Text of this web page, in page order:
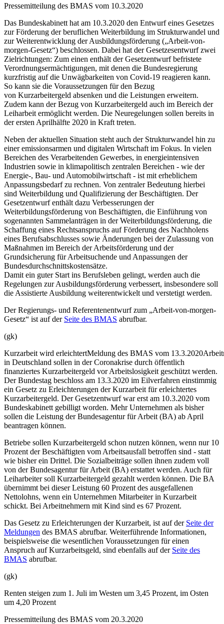
Pressemitteilung des BMAS vom 10.3.2020
Das Bundeskabinett hat am 10.3.2020 den Entwurf eines Gesetzes
zur Förderung der beruflichen Weiterbildung im Strukturwandel und
zur Weiterentwicklung der Ausbildungsförderung („Arbeit-von-
morgen-Gesetz“) beschlossen. Dabei hat der Gesetzesentwurf zwei
Zielrichtungen: Zum einen enthält der Gesetzentwurf befristete
Verordnungsermächtigungen, mit denen die Bundesregierung
kurzfristig auf die Unwägbarkeiten von Covid-19 reagieren kann.
So kann sie die Voraussetzungen für den Bezug
von Kurzarbeitergeld absenken und die Leistungen erweitern.
Zudem kann der Bezug von Kurzarbeitergeld auch im Bereich der
Leiharbeit ermöglicht werden. Die Neuregelungen sollen bereits in
der ersten Aprilhälfte 2020 in Kraft treten.
Neben der aktuellen Situation steht auch der Strukturwandel hin zu
einer emissionsarmen und digitalen Wirtschaft im Fokus. In vielen
Bereichen des Verarbeitenden Gewerbes, in energieintensiven
Industrien sowie in klimapolitisch zentralen Bereichen - wie der
Energie-, Bau- und Automobilwirtschaft - ist mit erheblichem
Anpassungsbedarf zu rechnen. Von zentraler Bedeutung hierbei
sind Weiterbildung und Qualifizierung der Beschäftigten. Der
Gesetzentwurf enthält dazu Verbesserungen der
Weiterbildungsförderung von Beschäftigten, die Einführung von
sogenannten Sammelanträgen in der Weiterbildungsförderung, die
Schaffung eines Rechtsanspruchs auf Förderung des Nachholens
eines Berufsabschlusses sowie Änderungen bei der Zulassung von
Maßnahmen im Bereich der Arbeitsförderung und der
Grundsicherung für Arbeitsuchende und Anpassungen der
Bundesdurchschnittskostensätze.
Damit ein guter Start ins Berufsleben gelingt, werden auch die
Regelungen zur Ausbildungsförderung verbessert, insbesondere soll
die Assistierte Ausbildung weiterentwickelt und verstetigt werden.
Der Regierungs- und Referentenentwurf zum „Arbeit-von-morgen-
Gesetz“ ist auf der Seite des BMAS abrufbar.
(gk)
Kurzarbeit wird erleichtertMeldung des BMAS vom 13.3.2020
in Deutschland sollen in der Coronakrise durch öffentlich
finanziertes Kurzarbeitergeld vor Arbeitslosigkeit geschützt werden.
Der Bundestag beschloss am 13.3.2020 im Eilverfahren einstimmig
ein Gesetz zu Erleichterungen der Kurzarbeit für erleichtertes
Kurzarbeitergeld. Der Gesetzentwurf war erst am 10.3.2020 vom
Bundeskabinett gebilligt worden. Mehr Unternehmen als bisher
sollen die Leistung der Bundesagentur für Arbeit (BA) ab April
beantragen können.
Betriebe sollen Kurzarbeitergeld schon nutzen können, wenn nur 10
Prozent der Beschäftigten vom Arbeitsausfall betroffen sind - statt
wie bisher ein Drittel. Die Sozialbeiträge sollen ihnen zudem voll
von der Bundesagentur für Arbeit (BA) erstattet werden. Auch für
Leiharbeiter soll Kurzarbeitergeld gezahlt werden können. Die BA
übernimmt bei dieser Leistung 60 Prozent des ausgefallenen
Nettolohns, wenn ein Unternehmen Mitarbeiter in Kurzarbeit
schickt. Bei Arbeitnehmern mit Kind sind es 67 Prozent.
Das Gesetz zu Erleichterungen der Kurzarbeit, ist auf der Seite der
Meldungen des BMAS abrufbar. Weiterführende Informationen,
beispielsweise die wesentlichen Voraussetzungen für einen
Anspruch auf Kurzarbeitsgeld, sind ebenfalls auf der Seite des
BMAS abrufbar.
(gk)
Renten steigen zum 1. Juli im Westen um 3,45 Prozent, im Osten
um 4,20 Prozent
Pressemitteilung des BMAS vom 20.3.2020